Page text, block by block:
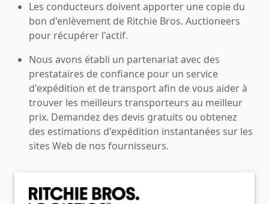
Les conducteurs doivent apporter une copie du
bon d'enlèvement de Ritchie Bros. Auctioneers
pour récupérer l'actif.
Nous avons établi un partenariat avec des
prestataires de confiance pour un service
d'expédition et de transport afin de vous aider à
trouver les meilleurs transporteurs au meilleur
prix. Demandez des devis gratuits ou obtenez
des estimations d'expédition instantanées sur les
sites Web de nos fournisseurs.